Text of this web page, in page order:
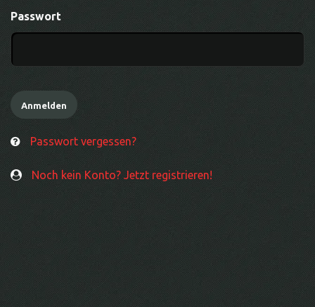
Passwort
Passwort vergessen?
Noch kein Konto? Jetzt registrieren!